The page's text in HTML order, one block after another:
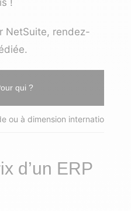
!
NetSuite, rendez-
.
qui ?
ou à dimension internationale
d’un ERP